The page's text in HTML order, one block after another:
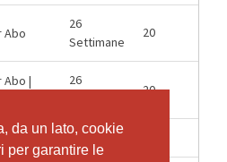
da un lato, cookie
per garantire le
da un lato, cookie
per garantire le
Abo
26
Settimane
20
Abo |
26
20
in 1 Mesi